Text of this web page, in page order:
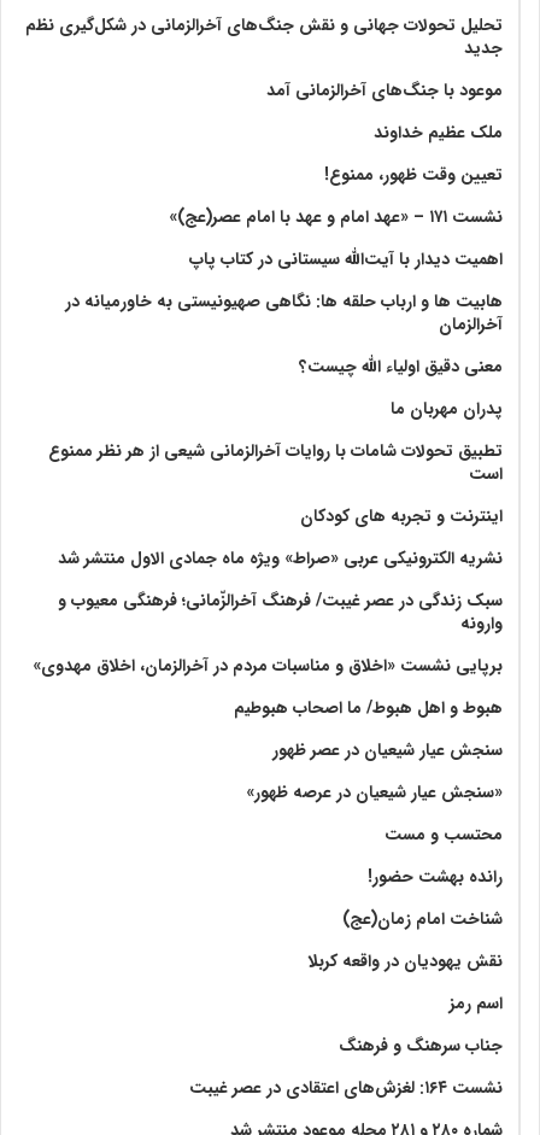
تحلیل تحولات جهانی و نقش جنگ‌های آخرالزمانی در شکل‌گیری نظم
جدید
موعود با جنگ‌های آخرالزمانی آمد
ملک عظیم خداوند
تعیین وقت ظهور، ممنوع!
نشست ۱۷۱ – «عهد امام و عهد با امام عصر(عج)»
اهمیت دیدار با آیت‌الله سیستانی در کتاب پاپ
هابیت ها و ارباب حلقه ها: نگاهی صهیونیستی به خاورمیانه در
آخرالزمان
معنی دقیق اولیاء الله چیست؟
پدران مهربان ما
تطبیق تحولات شامات با روایات آخرالزمانی شیعی از هر نظر ممنوع
است
اینترنت و تجربه های کودکان
نشریه الکترونیکی عربی «صراط» ویژه ماه جمادی الاول منتشر شد
سبک زندگی در عصر غیبت/ فرهنگ آخرالزّمانی؛ فرهنگی معیوب و
وارونه
برپایی نشست «اخلاق و مناسبات مردم در آخرالزمان، اخلاق مهدوی»
هبوط و اهل هبوط/ ما اصحاب هبوطیم
سنجش عیار شیعیان در عصر ظهور
«سنجش عیار شیعیان در عرصه ظهور»
محتسب و مست
رانده بهشت‌ حضور!
شناخت امام زمان(عج)
نقش یهودیان در واقعه کربلا
اسم رمز
جناب سرهنگ و فرهنگ
نشست ۱۶۴: لغزش‌های اعتقادی در عصر غیبت